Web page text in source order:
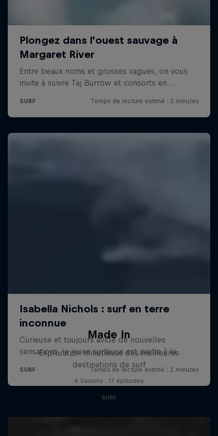
Made In
Exploration minutieuse des meilleures
destinations de surf
6 Saisons · 17 épisodes
SURF